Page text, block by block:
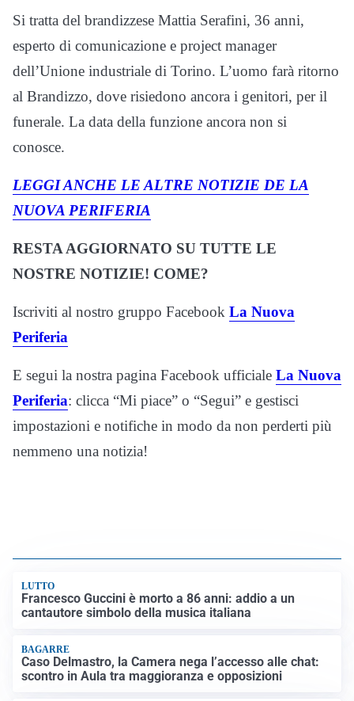
Si tratta del brandizzese Mattia Serafini, 36 anni,
esperto di comunicazione e project manager
dell’Unione industriale di Torino. L’uomo farà ritorno
al Brandizzo, dove risiedono ancora i genitori, per il
funerale. La data della funzione ancora non si
conosce.
LEGGI ANCHE LE ALTRE NOTIZIE DE LA
NUOVA PERIFERIA
RESTA AGGIORNATO SU TUTTE LE
NOSTRE NOTIZIE! COME?
Iscriviti al nostro gruppo Facebook La Nuova
Periferia
E segui la nostra pagina Facebook ufficiale La Nuova
Periferia: clicca “Mi piace” o “Segui” e gestisci
impostazioni e notifiche in modo da non perderti più
nemmeno una notizia!
LUTTO
Francesco Guccini è morto a 86 anni: addio a un
cantautore simbolo della musica italiana
BAGARRE
Caso Delmastro, la Camera nega l’accesso alle chat:
scontro in Aula tra maggioranza e opposizioni